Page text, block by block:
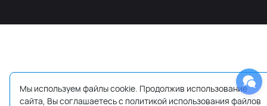
Мы используем файлы cookie. Продолжив использование
сайта, Вы соглашаетесь с политикой использования файлов